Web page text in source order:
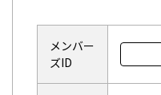
メンバー
ズID